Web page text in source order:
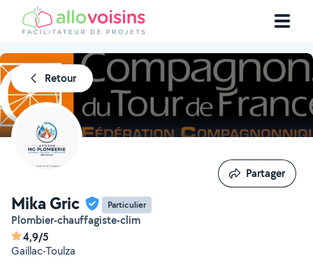
Retour
Mika Gric Particulier
Plombier-chauffagiste-clim
4,9/5
Gaillac-Toulza
Partager
Partager